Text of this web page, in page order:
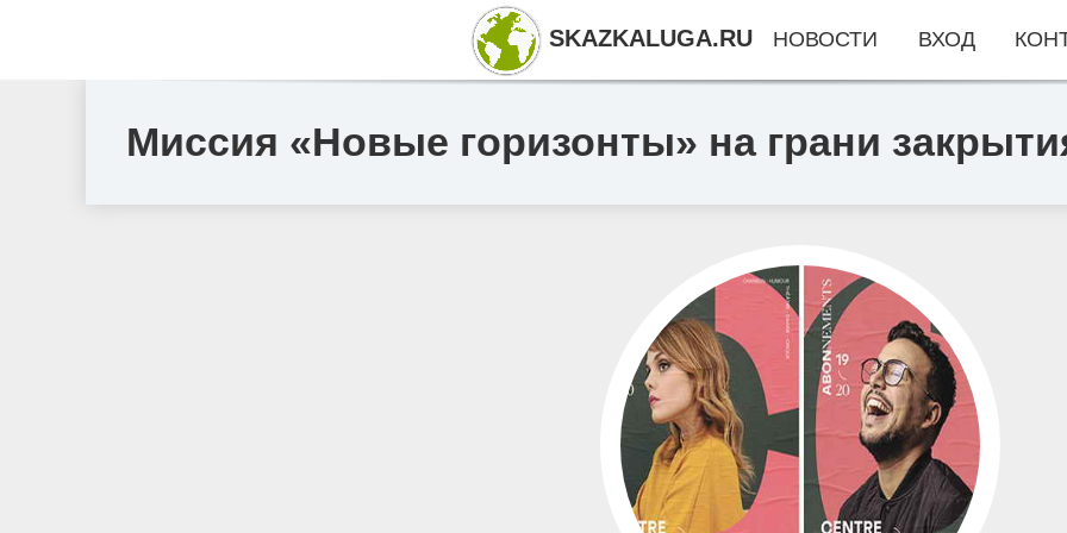
Миссия «Новые горизонты» на грани
SKAZKALUGA.RU НОВОСТИ ВХОД